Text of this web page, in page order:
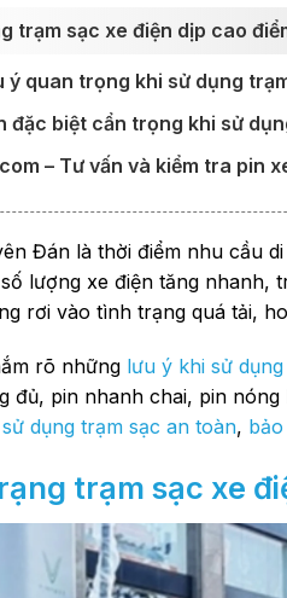
trạm sạc xe điện dịp cao
ý quan trọng khi sử dụng
đặc biệt cẩn trọng khi sử
– Tư vấn và kiểm tra pin
Đán là thời điểm nhu cầu
lượng xe điện tăng nhanh,
rơi vào tình trạng quá tải,
rõ những lưu ý khi sử
đủ, pin nhanh chai, pin
dụng trạm sạc an toàn,
trạm sạc xe